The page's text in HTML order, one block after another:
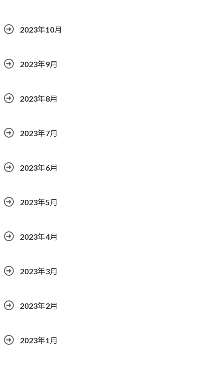
2023年10月
2023年9月
2023年8月
2023年7月
2023年6月
2023年5月
2023年4月
2023年3月
2023年2月
2023年1月